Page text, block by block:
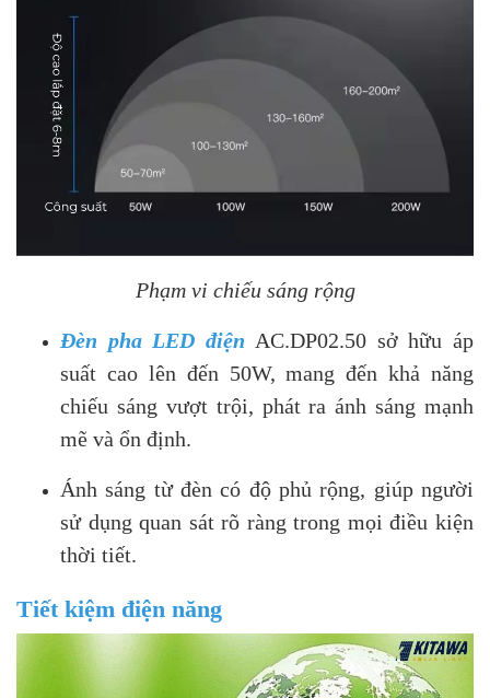
Phạm vi chiếu sáng rộng
Đèn pha LED điện AC.DP02.50 sở hữu áp
suất cao lên đến 50W, mang đến khả năng
chiếu sáng vượt trội, phát ra ánh sáng mạnh
mẽ và ổn định.
Ánh sáng từ đèn có độ phủ rộng, giúp người
sử dụng quan sát rõ ràng trong mọi điều kiện
thời tiết.
Tiết kiệm điện năng